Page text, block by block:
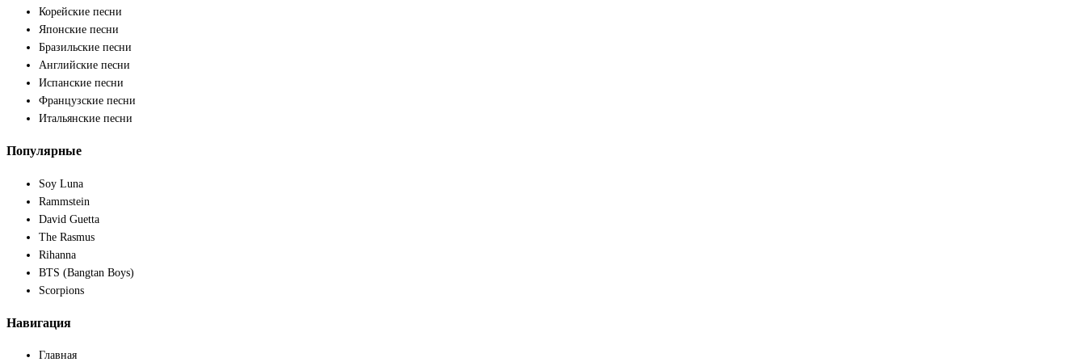
Корейские песни
Японские песни
Бразильские песни
Английские песни
Испанские песни
Французские песни
Итальянские песни
Популярные
Soy Luna
Rammstein
David Guetta
The Rasmus
Rihanna
BTS (Bangtan Boys)
Scorpions
Навигация
Главная